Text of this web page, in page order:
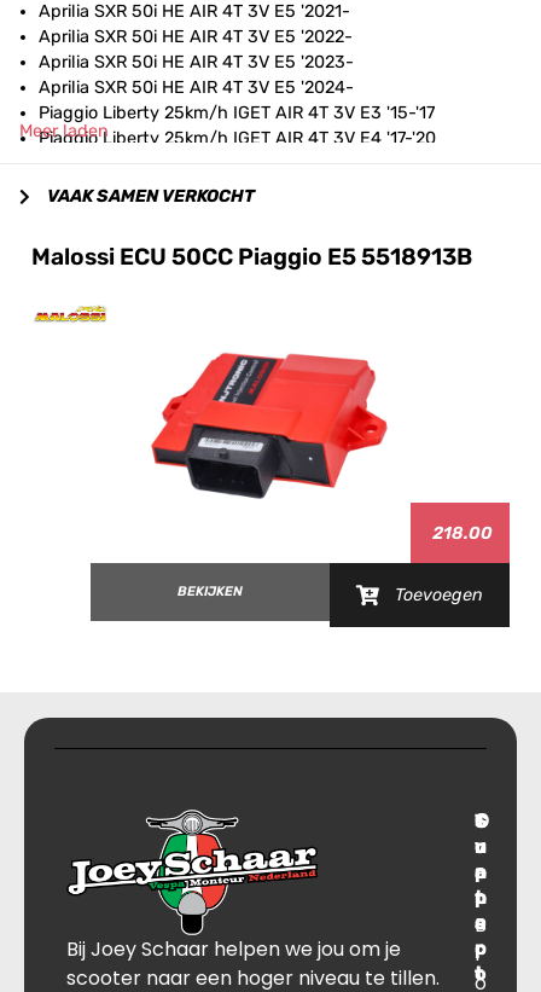
Aprilia SXR 50i HE AIR 4T 3V E5 '2021-
Aprilia SXR 50i HE AIR 4T 3V E5 '2022-
Aprilia SXR 50i HE AIR 4T 3V E5 '2023-
Aprilia SXR 50i HE AIR 4T 3V E5 '2024-
Piaggio Liberty 25km/h IGET AIR 4T 3V E3 '15-'17
Piaggio Liberty 25km/h IGET AIR 4T 3V E4 '17-'20
Piaggio Liberty Sport 25km/h IGET AIR 4T 3V E3 '15-'17
Piaggio Zip II 25km/h IGET AIR 4T 3V E4 '18-'20
Vespa Primavera 25km/h IGET AIR 4T 3V E4 '17-'20
Vespa Sprint 25km/h IGET AIR 4T 3V E4 '17-'20
Vespa Sprint 25km/h IGET AIR 4T 3V E5 '20-
Meer laden
VAAK SAMEN VERKOCHT
Malossi ECU 50CC Piaggio E5 5518913B
218.00
BEKIJKEN Toevoegen
Bij Joey Schaar helpen we jou om je
scooter naar een hoger niveau te tillen.
T
r
a
n
s
p
o
O
v
e
r
B
l
o
S
u
p
p
o
r
t
C
o
n
t
a
c
t